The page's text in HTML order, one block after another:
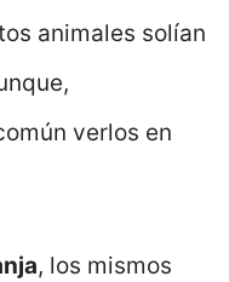
animales solían
verlos en
, los mismos